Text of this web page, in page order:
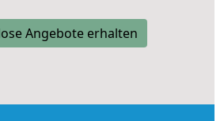
Angebote erhalten